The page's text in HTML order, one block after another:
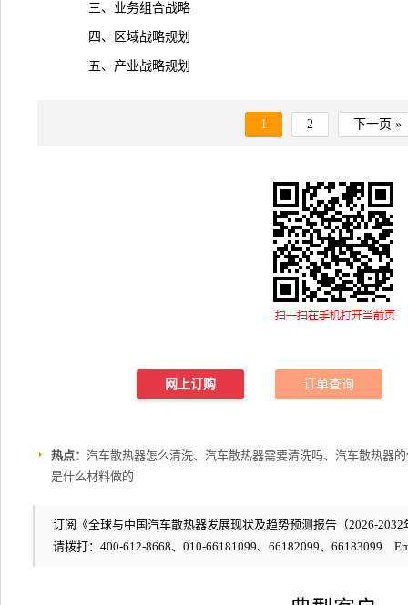
三、业务组合战略
四、区域战略规划
五、产业战略规划
1 2 下一页 »
网上订购 订单查询
热点： 汽车散热器怎么清洗、汽车散热器需要清洗吗、汽车散热器
是什么材料做的
订阅《全球与中国汽车散热器发展现状及趋势预测报告（2026-2032
请拨打：400-612-8668、010-66181099、66182099、66183099